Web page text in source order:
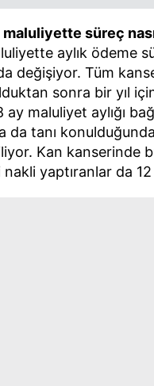
süreç
aylık ödeme
değişiyor. Tüm
sonra bir yıl
ay maluliyet aylığı
da tanı
Kan kanserinde
yaptıranlar da